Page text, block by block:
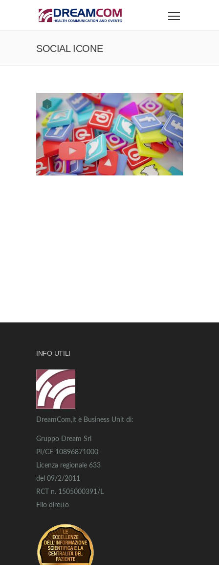
SOCIAL ICONE
INFO UTILI
DreamCom,it è Business Unit di:
Gruppo Dream Srl
PI/CF 10896871000
Licenza regionale 633
del 09/2/2011
RCT n. 1505000391/L
Filo diretto